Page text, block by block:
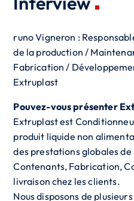
runo Vigneron :
de la production /
Fabrication /
Extruplast
Pouvez-vous présenter
Extruplast est
produit liquide non
des prestations globales
Contenants, Fabrication,
livraison chez les clients.
Nous disposons de